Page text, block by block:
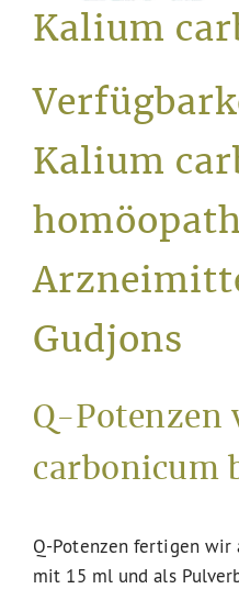
Service
Kalium
Kalium
Gudjons
Q-Potenzen
carbonicum
Q-Potenzen fertigen wir
mit 15 ml und als